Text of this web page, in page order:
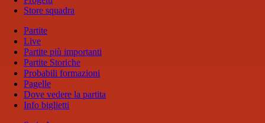
Store squadra
Partite
Live
Partite più importanti
Partite Storiche
Probabili formazioni
Pagelle
Dove vedere la partita
Info biglietti